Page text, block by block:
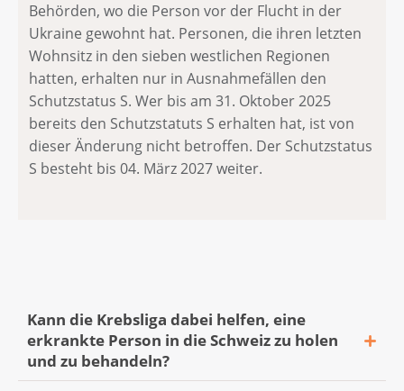
Behörden, wo die Person vor der Flucht in der
Ukraine gewohnt hat. Personen, die ihren letzten
Wohnsitz in den sieben westlichen Regionen
hatten, erhalten nur in Ausnahmefällen den
Schutzstatus S. Wer bis am 31. Oktober 2025
bereits den Schutzstatuts S erhalten hat, ist von
dieser Änderung nicht betroffen. Der Schutzstatus
S besteht bis 04. März 2027 weiter.
Kann die Krebsliga dabei helfen, eine
erkrankte Person in die Schweiz zu holen
und zu behandeln?